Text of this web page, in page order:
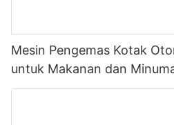
Mesin Pengemas Kotak
untuk Makanan dan